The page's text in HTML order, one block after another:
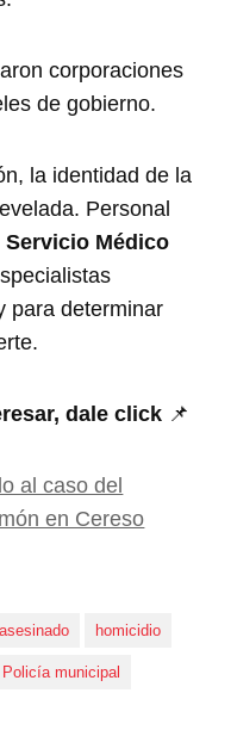
corporaciones
de gobierno.
la identidad de la
Personal
Servicio Médico
para determinar
dale click 📌
al caso del
en Cereso
homicidio
Policía municipal